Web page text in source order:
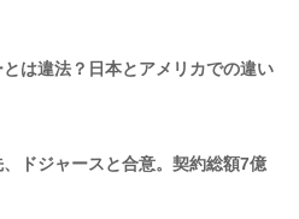
は違法？日本とアメリカでの違い
ドジャースと合意。契約総額7億